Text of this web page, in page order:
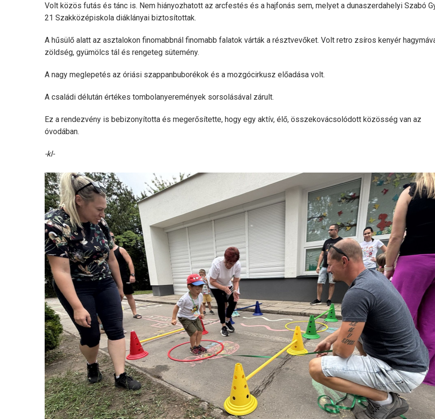
Volt közös futás és tánc is. Nem hiányozhatott az arcfestés és a hajfonás sem, melyet a dunaszerdahelyi Szabó
21 Szakközépiskola diáklányai biztosítottak.
A hűsülő alatt az asztalokon finomabbnál finomabb falatok várták a résztvevőket. Volt retro zsíros kenyér
zöldség, gyümölcs tál és rengeteg sütemény.
A nagy meglepetés az óriási szappanbuborékok és a mozgócirkusz előadása volt.
A családi délután értékes tombolanyeremények sorsolásával zárult.
Ez a rendezvény is bebizonyította és megerősítette, hogy egy aktív, élő, összekovácsolódott közösség van az
óvodában.
-kl-